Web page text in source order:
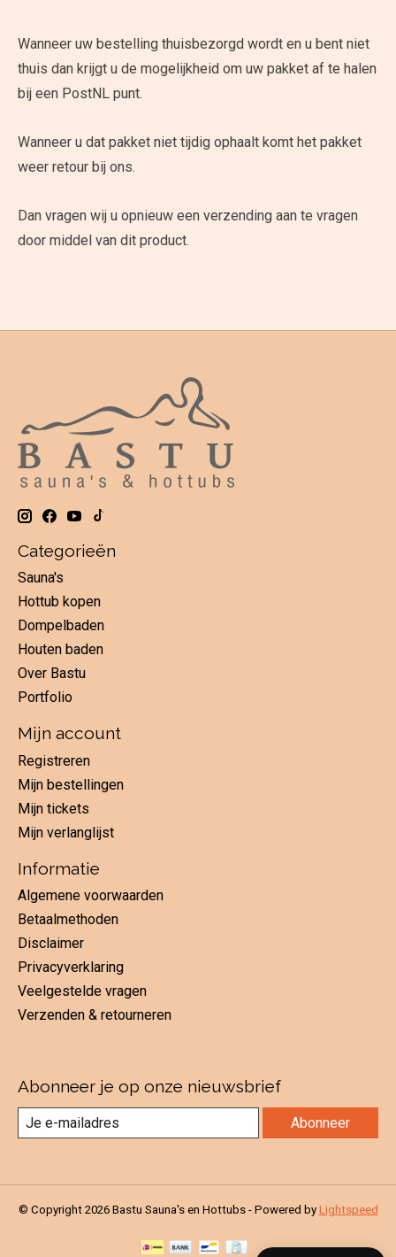
Wanneer uw bestelling thuisbezorgd wordt en u bent niet
thuis dan krijgt u de mogelijkheid om uw pakket af te halen
bij een PostNL punt.
Wanneer u dat pakket niet tijdig ophaalt komt het pakket
weer retour bij ons.
Dan vragen wij u opnieuw een verzending aan te vragen
door middel van dit product.
Categorieën
Sauna's
Hottub kopen
Dompelbaden
Houten baden
Over Bastu
Portfolio
Mijn account
Registreren
Mijn bestellingen
Mijn tickets
Mijn verlanglijst
Informatie
Algemene voorwaarden
Betaalmethoden
Disclaimer
Privacyverklaring
Veelgestelde vragen
Verzenden & retourneren
Abonneer je op onze nieuwsbrief
Abonneer
© Copyright 2026 Bastu Sauna's en Hottubs - Powered by Lightspeed